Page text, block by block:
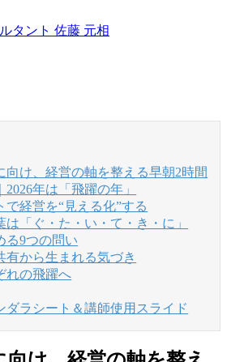
タント 佐藤 元相
向け、経営の軸を整える早朝2時間
年は「飛躍の年」
で経営を“見える化”する
は「ぐ・た・い・て・き・に」
る9つの問い
有から生まれる気づき
れの飛躍へ
ダラシート＆講師使用スライド